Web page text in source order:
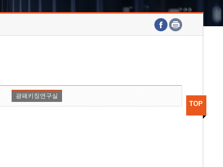
호남권연구본부
기획본부
광패키징연구실
TOP